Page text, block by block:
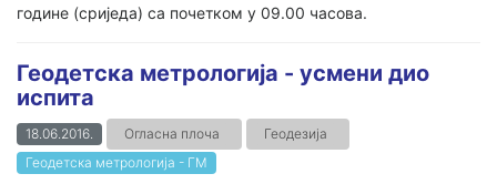
године (сриједа) са почетком у 09.00 часова.
Геодетска метрологија - усмени дио
испита
18.06.2016. Огласна плоча
Геодезија
Геодетска метрологија - ГМ